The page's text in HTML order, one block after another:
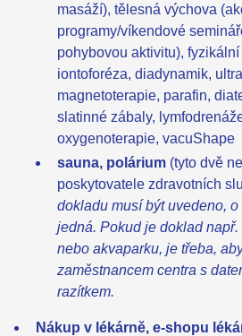
masáží), tělesná výchova
programy/víkendové
pohybovou aktivitu),
iontoforéza, diadynamik,
magnetoterapie, parafin,
slatinné zábaly,
oxygenoterapie, vacuShape
sauna, polárium (tyto dvě
poskytovatele zdravotních
dokladu musí být uvedeno,
jedná. Pokud je doklad
nebo akvaparku, je třeba,
zaměstnancem centra s
razítkem.
Nákup v lékárně, e-shopu